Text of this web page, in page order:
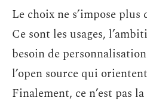
Le choix ne s’impose plus
Ce sont les usages,
besoin de
l’open source qui
Finalement, ce n’est pas